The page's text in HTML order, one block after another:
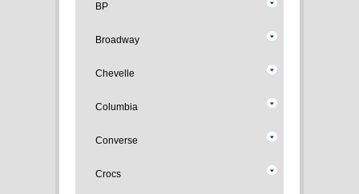
BP
Broadway
Chevelle
Columbia
Converse
Crocs